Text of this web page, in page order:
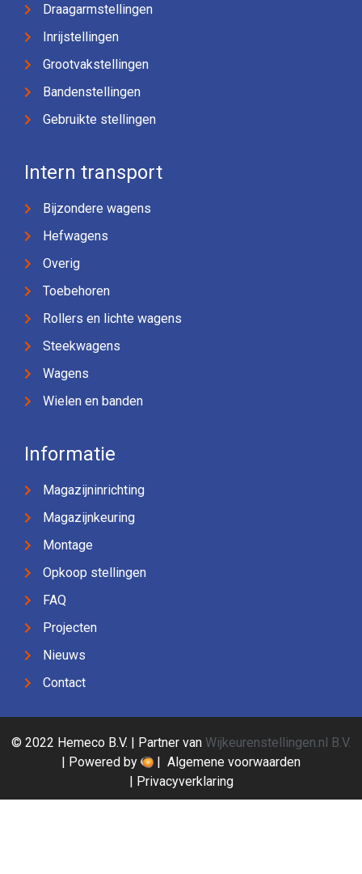
Draagarmstellingen
Inrijstellingen
Grootvakstellingen
Bandenstellingen
Gebruikte stellingen
Intern transport
Bijzondere wagens
Hefwagens
Overig
Toebehoren
Rollers en lichte wagens
Steekwagens
Wagens
Wielen en banden
Informatie
Magazijninrichting
Magazijnkeuring
Montage
Opkoop stellingen
FAQ
Projecten
Nieuws
Contact
© 2022 Hemeco B.V. | Partner van Wijkeurenstellingen.nl B.V.
| Powered by
| Algemene voorwaarden
| Privacyverklaring